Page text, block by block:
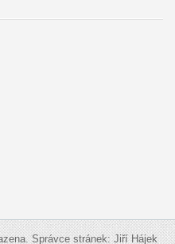
Správce stránek: Jiří Hájek